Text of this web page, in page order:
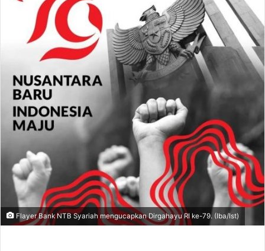
Flayer Bank NTB Syariah mengucapkan Dirgahayu RI ke-79. (Iba/Ist)